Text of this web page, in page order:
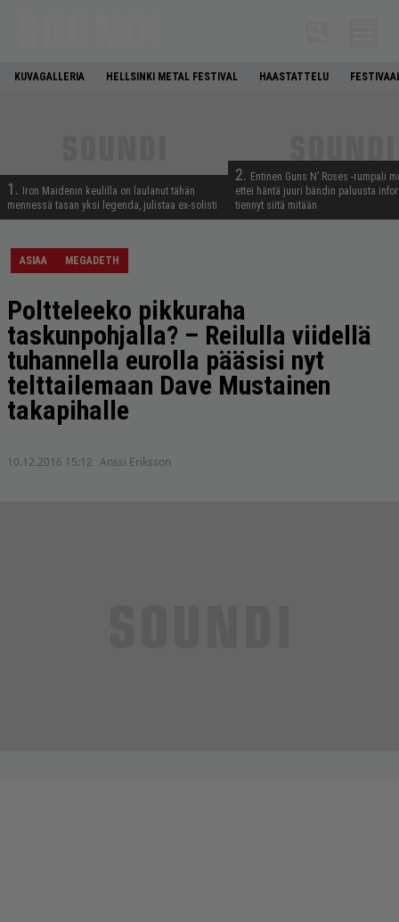
KUVAGALLERIA HELLSINKI METAL FESTIVAL HAASTATTELU
1.
Iron Maidenin keulilla on laulanut tähän
mennessä tasan yksi legenda, julistaa ex-solisti
2. Entinen Guns N’ Roses -rumpali
ettei häntä juuri bändin paluusta
tiennyt siitä mitään
ASIAA MEGADETH
Poltteleeko pikkuraha
taskunpohjalla? – Reilulla viidellä
tuhannella eurolla pääsisi nyt
telttailemaan Dave Mustainen
takapihalle
10.12.2016 15:12 Anssi Eriksson